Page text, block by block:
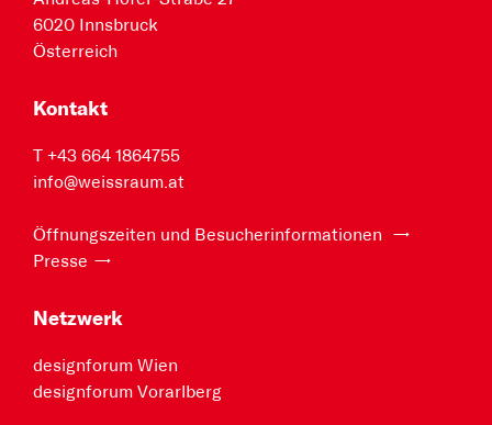
6020 Innsbruck
Österreich
Kontakt
T +43 664 1864755
info@weissraum.at
Öffnungszeiten und Besucherinformationen
Presse
Netzwerk
designforum Wien
designforum Vorarlberg